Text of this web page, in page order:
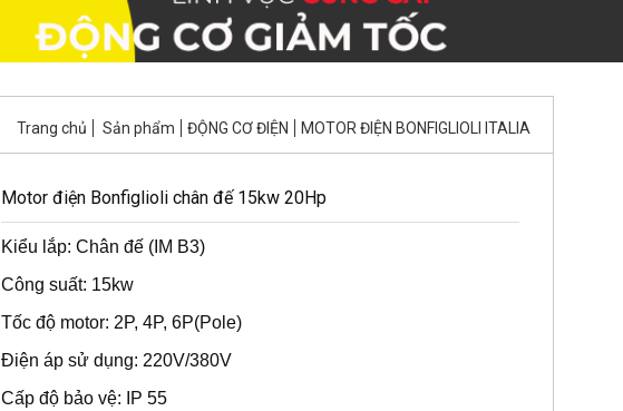
Trang chủ Sản phẩm ĐỘNG CƠ ĐIỆN MOTOR ĐIỆN BONFIGLIOLI ITALIA
Motor điện Bonfiglioli chân đế 15kw 20Hp
Kiểu lắp: Chân đế (IM B3)
Công suất: 15kw
Tốc độ motor: 2P, 4P, 6P(Pole)
Điện áp sử dụng: 220V/380V
Cấp độ bảo vệ: IP 55